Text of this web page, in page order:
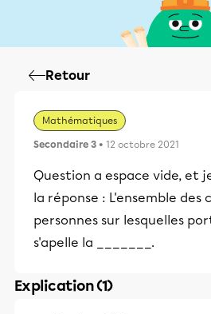
Retour
Mathématiques
Secondaire 3 • 12 octobre 2021
Question a espace vide, et
la réponse : L'ensemble des
personnes sur lesquelles
s'apelle la _______.
Explication (1)